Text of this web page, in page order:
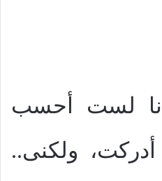
“أنا لست أحسب
ولكنى..